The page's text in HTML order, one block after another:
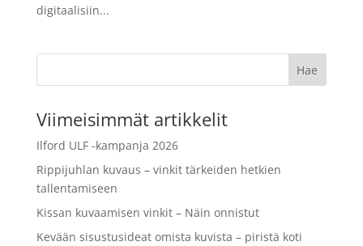
digitaalisiin...
Viimeisimmät artikkelit
Ilford ULF -kampanja 2026
Rippijuhlan kuvaus – vinkit tärkeiden hetkien
tallentamiseen
Kissan kuvaamisen vinkit – Näin onnistut
Kevään sisustusideat omista kuvista – piristä koti